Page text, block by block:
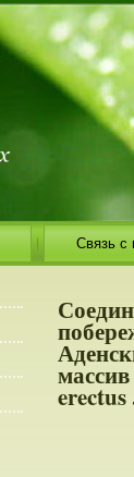
Связь с
erectus